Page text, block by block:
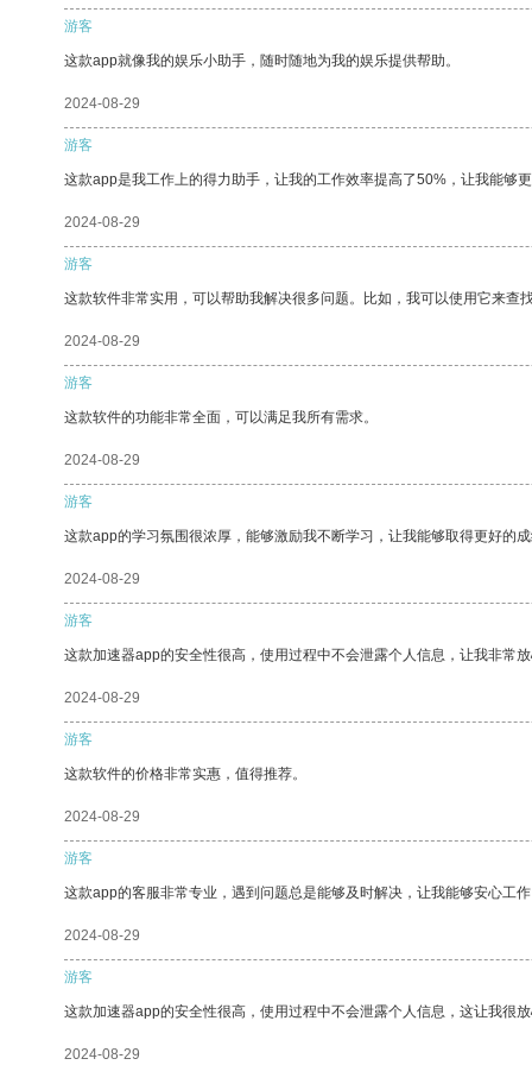
游客
这款app就像我的娱乐小助手，随时随地为我的娱乐提供帮助。
2024-08-29
游客
这款app是我工作上的得力助手，让我的工作效率提高了50%，让我能够
2024-08-29
游客
这款软件非常实用，可以帮助我解决很多问题。比如，我可以使用它来查
2024-08-29
游客
这款软件的功能非常全面，可以满足我所有需求。
2024-08-29
游客
这款app的学习氛围很浓厚，能够激励我不断学习，让我能够取得更好的
2024-08-29
游客
这款加速器app的安全性很高，使用过程中不会泄露个人信息，让我非常
2024-08-29
游客
这款软件的价格非常实惠，值得推荐。
2024-08-29
游客
这款app的客服非常专业，遇到问题总是能够及时解决，让我能够安心工
2024-08-29
游客
这款加速器app的安全性很高，使用过程中不会泄露个人信息，这让我很
2024-08-29